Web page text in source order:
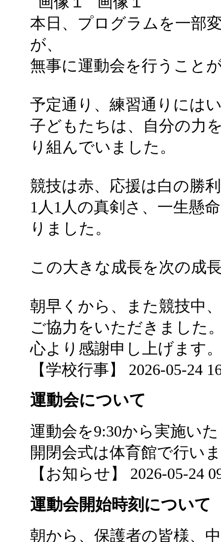
本日、プログラムを一部
が、
無事に運動会を行うこと
予定通り、練習通りには
子どもたちは、自分の力
り組んでいました。
競技は赤、応援は白の勝
1人1人の真剣さ、一生懸
りました。
この大きな成長を次の成
朝早くから、また競技中
ご協力をいただきました
心より感謝申し上げます
【学校行事】 2026-05-24
運動会について
運動会を9:30から実施い
開閉会式は体育館で行い
【お知らせ】 2026-05-24
運動会開始時刻について
朝から、保護者の皆様、